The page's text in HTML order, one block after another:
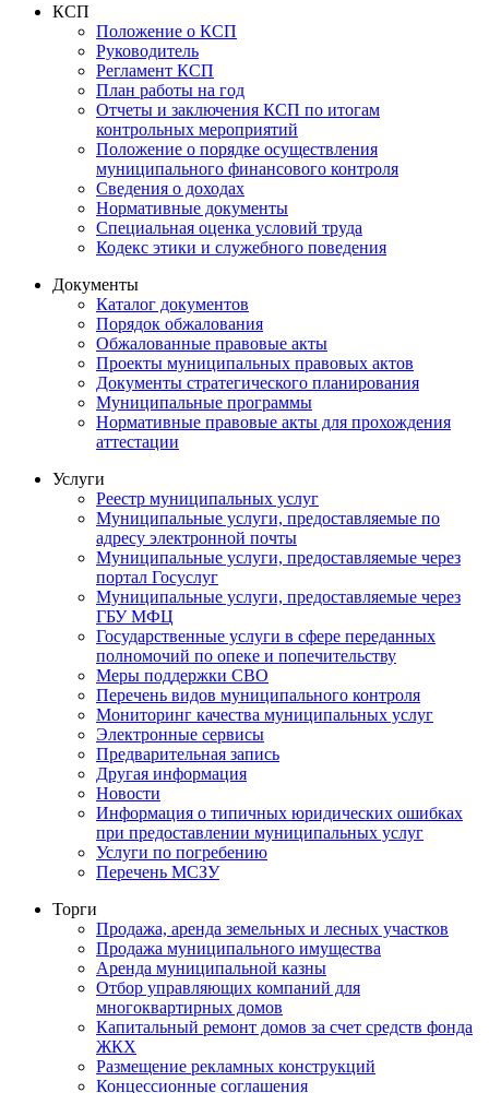
КСП
Положение о КСП
Руководитель
Регламент КСП
План работы на год
Отчеты и заключения КСП по итогам
контрольных мероприятий
Положение о порядке осуществления
муниципального финансового контроля
Сведения о доходах
Нормативные документы
Специальная оценка условий труда
Кодекс этики и служебного поведения
Документы
Каталог документов
Порядок обжалования
Обжалованные правовые акты
Проекты муниципальных правовых актов
Документы стратегического планирования
Муниципальные программы
Нормативные правовые акты для прохождения
аттестации
Услуги
Реестр муниципальных услуг
Муниципальные услуги, предоставляемые по
адресу электронной почты
Муниципальные услуги, предоставляемые через
портал Госуслуг
Муниципальные услуги, предоставляемые через
ГБУ МФЦ
Государственные услуги в сфере переданных
полномочий по опеке и попечительству
Меры поддержки СВО
Перечень видов муниципального контроля
Мониторинг качества муниципальных услуг
Электронные сервисы
Предварительная запись
Другая информация
Новости
Информация о типичных юридических ошибках
при предоставлении муниципальных услуг
Услуги по погребению
Перечень МСЗУ
Торги
Продажа, аренда земельных и лесных участков
Продажа муниципального имущества
Аренда муниципальной казны
Отбор управляющих компаний для
многоквартирных домов
Капитальный ремонт домов за счет средств фонда
ЖКХ
Размещение рекламных конструкций
Концессионные соглашения